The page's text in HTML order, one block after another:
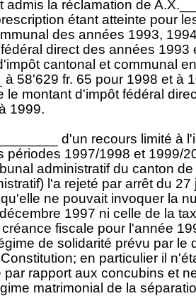
admis la réclamation de
étant atteinte pour
des années 1993,
direct des années 1993
cantonal et communal
à 58'629 fr. 65 pour 1998 et à
le montant d'impôt fédéral
1999.
d'un recours limité à
périodes 1997/1998 et 1999/
administratif du canton
l'a rejeté par arrêt du
ne pouvait invoquer la
1997 ni celle de la
fiscale pour l'année
de solidarité prévu par le
en particulier il
par rapport aux concubins et
matrimonial de la